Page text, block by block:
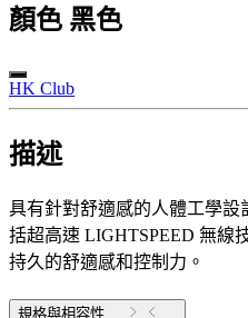
顏色 黑色
HK Club
描述
具有針對舒適感的人體工學
括超高速 LIGHTSPEED 無線
持久的舒適感和控制力。
規格與相容性